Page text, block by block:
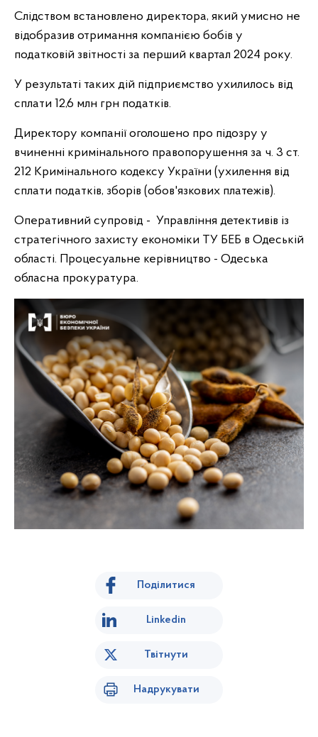
Слідством встановлено директора, який умисно не
відобразив отримання компанією бобів у
податковій звітності за перший квартал 2024 року.
У результаті таких дій підприємство ухилилось від
сплати 12,6 млн грн податків.
Директору компанії оголошено про підозру у
вчиненні кримінального правопорушення за ч. 3 ст.
212 Кримінального кодексу України (ухилення від
сплати податків, зборів (обов'язкових платежів).
Оперативний супровід - Управління детективів із
стратегічного захисту економіки ТУ БЕБ в Одеській
області. Процесуальне керівництво - Одеська
обласна прокуратура.
Поділитися
Linkedin
Твітнути
Надрукувати